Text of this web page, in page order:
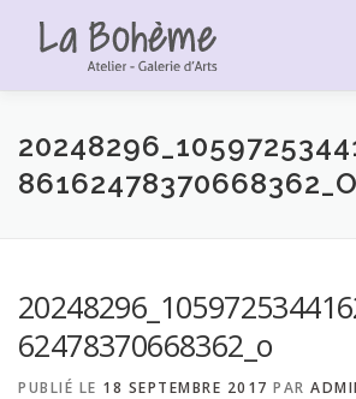
contenu
ACCUEIL LA BOHÈME LES
CONTACT
86162478370668362_O
62478370668362_o
PUBLIÉ LE 18 SEPTEMBRE 2017 PAR